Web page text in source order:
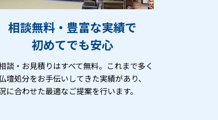
相談無料・豊富な実績で
初めてでも安心
談・お見積りはすべて無料。これまで多く
壇処分をお手伝いしてきた実績があり、
に合わせた最適なご提案を行います。